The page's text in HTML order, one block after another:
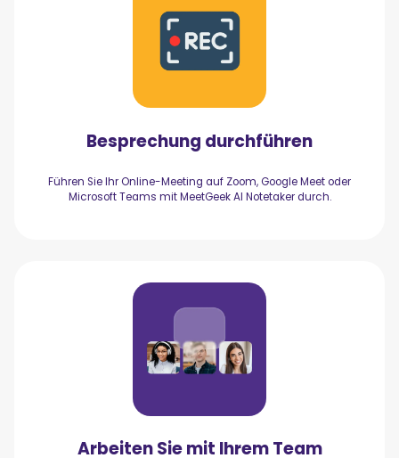
Besprechung durchführen
Führen Sie Ihr Online-Meeting auf Zoom, Google Meet oder
Microsoft Teams mit MeetGeek AI Notetaker durch.
Arbeiten Sie mit Ihrem Team